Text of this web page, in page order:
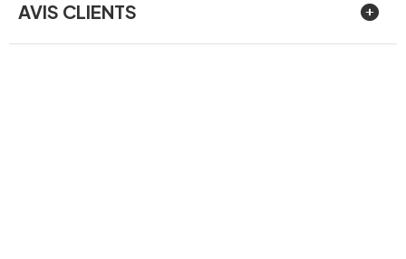
AVIS CLIENTS